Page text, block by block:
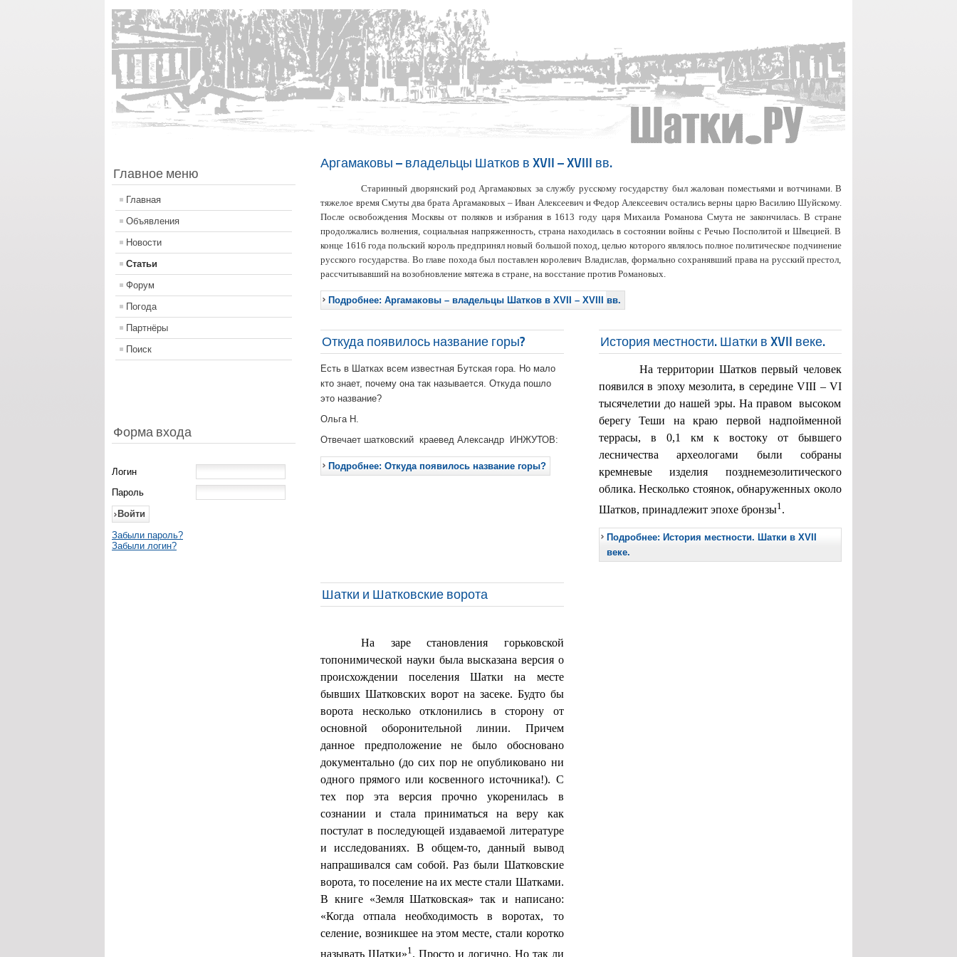
Главное меню
Главная
Объявления
Новости
Статьи
Форум
Погода
Партнёры
Поиск
Форма входа
Логин
Пароль
Забыли пароль?
Забыли логин?
Аргамаковы – владельцы Шатков в XVII – XVIII вв.
Старинный дворянскийрод Аргамаковых за службу русскомугосударству былжалован поместьямии вотчинами. В
тяжелое времяСмутыдва брата Аргамаковых – Иван Алексеевич иФедор Алексеевич остались верны царюВасилиюШуйскому.
После освобождения Москвыот полякови избрания в1613 году царяМихаила Романова Смута не закончилась. В стране
продолжались волнения , социальная напряженность , страна находилась в состоянии войны с Речью Посполитой и Швецией .В
конце 1616 года польский корольпредпринялновый большойпоход , целью которого являлосьполное политическое подчинение
русского государства . Во главе похода был поставленкоролевич Владислав , формально сохранявший права на русскийпрестол
рассчитывавший на возобновление мятежа в стране , на восстание против Романовых
Подробнее: Аргамаковы – владельцы Шатков в XVII – XVIII вв.
Откуда появилось название горы?
Есть в Шатках всем известная Бутская гора. Но мало
кто знает, почему она так называется. Откуда пошло
это название?
Ольга Н.
Отвечает шатковский краевед Александр ИНЖУТОВ:
Подробнее: Откуда появилось название горы?
История местности. Шатки в XVII веке.
На территории Шатков первый человек
появился в эпоху мезолита, в серединеVIII – VI
тысячелетии до нашей эры. На правом высоком
берегу Теши на краю первой надпойменной
террасы, в 0,1 кмк востоку от бывшего
лесничества археологами были собраны
кремневые изделия позднемезолитического
облика. Несколько стоянок, обнаруженных около
Шатков, принадлежит эпохе бронзы1 .
Подробнее: История местности. Шатки в XVII
веке.
Шатки и Шатковские ворота
На заре становления горьковской
топонимической науки была высказана версия о
происхождении поселения Шатки на месте
бывших Шатковских ворот на засеке. Будто бы
ворота несколько отклонились в сторону от
основной оборонительной линии. Причем
данное предположение не было обосновано
документально (до сих пор не опубликовано ни
одного прямого или косвенного источника!). С
тех пор эта версия прочно укоренилась в
сознании и стала приниматься на веру как
постулат в последующей издаваемой литературе
и исследованиях. В общем-то, данный вывод
напрашивался сам собой. Раз были Шатковские
ворота, то поселение на их месте стали Шатками.
В книге «Земля Шатковская» так и написано:
«Когда отпала необходимость в воротах, то
селение, возникшее на этом месте, стали коротко
называть Шатки»1. Просто и логично. Но так ли